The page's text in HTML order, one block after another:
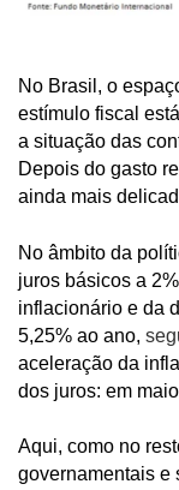
No Brasil, o
estímulo fiscal
a situação das
Depois do gasto
ainda mais
No âmbito da
juros básicos a
inflacionário e da
5,25% ao ano,
aceleração da
dos juros: em maio
Aqui, como no
governamentais e